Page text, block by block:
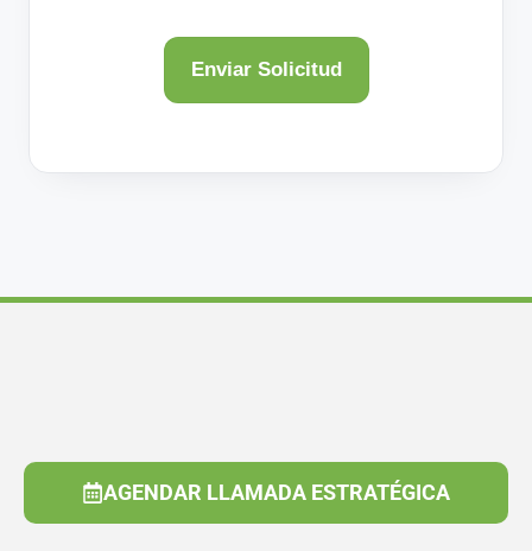
AGENDAR LLAMADA ESTRATÉGICA